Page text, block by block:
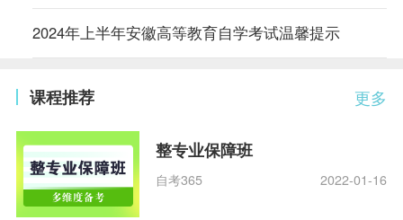
2024年上半年安徽高等教育自学考试温馨提示
更多
课程推荐
整专业保障班
自考365 2022-01-16